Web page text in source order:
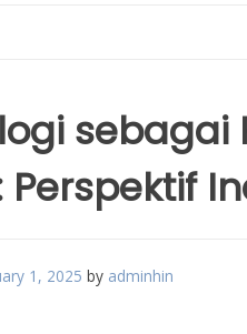
Perspektif
1, 2025 by adminhin